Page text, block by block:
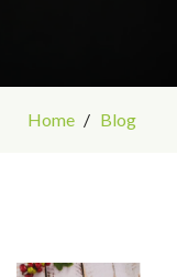
Home Blog